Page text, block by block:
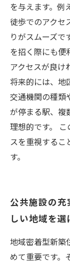
を与えます。例
徒歩でのアクセ
りがスムーズで
を招く際にも便
アクセスが良け
将来的には、地
交通機関の種類
が停まる駅、複
理想的です。
スを重視するこ
す。
公共施設の
しい地域を選
地域密着型新築
めて重要です。